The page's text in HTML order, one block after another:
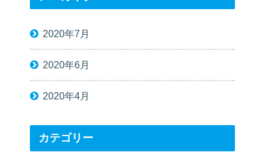
2020年7月
2020年6月
2020年4月
カテゴリー